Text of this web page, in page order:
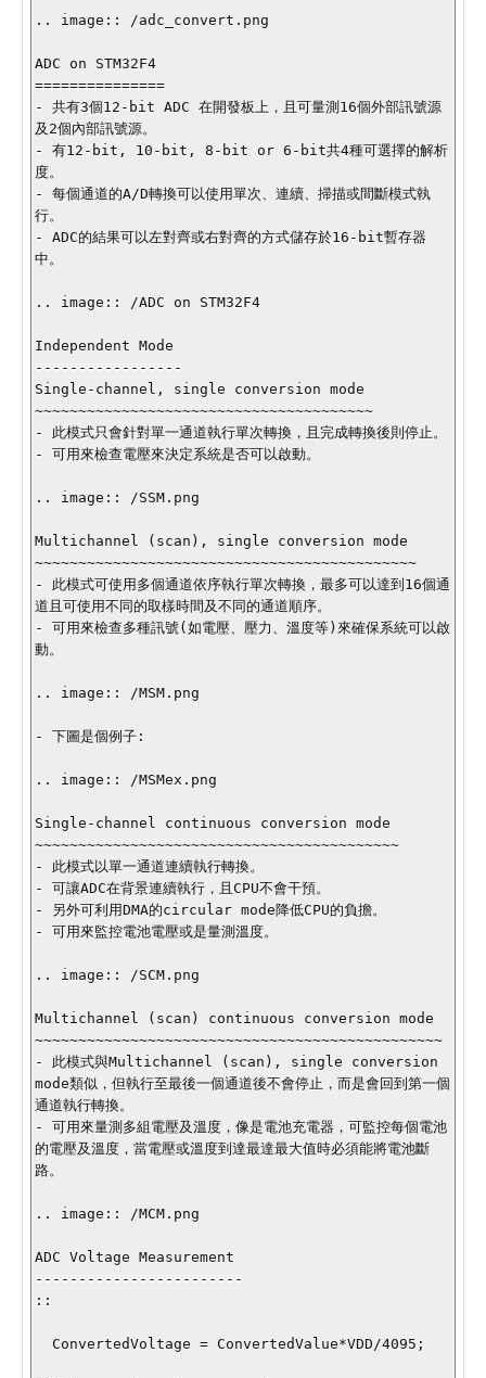
.. image:: /adc_convert.png
ADC on STM32F4
===============
- 共有3個12-bit ADC 在開發板上，且可量測16個外部訊號源
及2個內部訊號源。
- 有12-bit, 10-bit, 8-bit or 6-bit共4種可選擇的解析
度。
- 每個通道的A/D轉換可以使用單次、連續、掃描或間斷模式執
行。
- ADC的結果可以左對齊或右對齊的方式儲存於16-bit暫存器
中。
.. image:: /ADC on STM32F4
Independent Mode
-----------------
Single-channel, single conversion mode
~~~~~~~~~~~~~~~~~~~~~~~~~~~~~~~~~~~~~~~
- 此模式只會針對單一通道執行單次轉換，且完成轉換後則停止。
- 可用來檢查電壓來決定系統是否可以啟動。
.. image:: /SSM.png
Multichannel (scan), single conversion mode
~~~~~~~~~~~~~~~~~~~~~~~~~~~~~~~~~~~~~~~~~~~~
- 此模式可使用多個通道依序執行單次轉換，最多可以達到16個通
道且可使用不同的取樣時間及不同的通道順序。
- 可用來檢查多種訊號(如電壓、壓力、溫度等)來確保系統可以啟
動。
.. image:: /MSM.png
- 下圖是個例子:
.. image:: /MSMex.png
Single-channel continuous conversion mode
~~~~~~~~~~~~~~~~~~~~~~~~~~~~~~~~~~~~~~~~~~
- 此模式以單一通道連續執行轉換。
- 可讓ADC在背景連續執行，且CPU不會干預。
- 另外可利用DMA的circular mode降低CPU的負擔。
- 可用來監控電池電壓或是量測溫度。
.. image:: /SCM.png
Multichannel (scan) continuous conversion mode
~~~~~~~~~~~~~~~~~~~~~~~~~~~~~~~~~~~~~~~~~~~~~~~
- 此模式與Multichannel (scan), single conversion
mode類似，但執行至最後一個通道後不會停止，而是會回到第一個
通道執行轉換。
- 可用來量測多組電壓及溫度，像是電池充電器，可監控每個電池
的電壓及溫度，當電壓或溫度到達最達最大值時必須能將電池斷
路。
.. image:: /MCM.png
ADC Voltage Measurement
------------------------
::